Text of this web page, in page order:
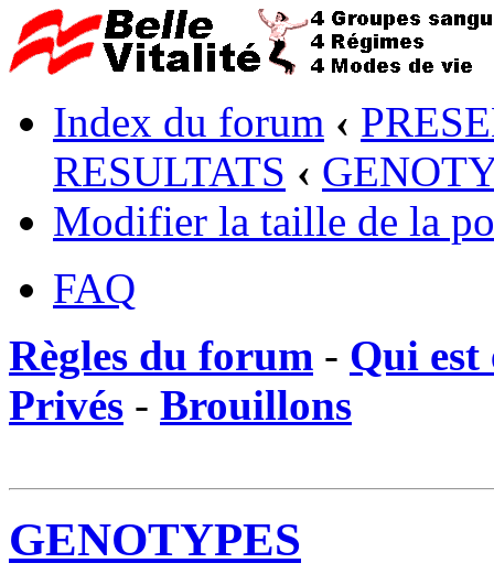
Index du forum ‹
RESULTATS ‹
Modifier la taille de la
FAQ
Règles du forum - Qui est
Privés - Brouillons
GENOTYPES